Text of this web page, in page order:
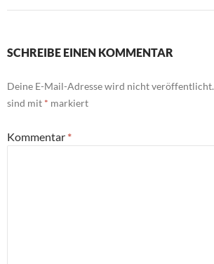
SCHREIBE EINEN KOMMENTAR
Deine E-Mail-Adresse wird nicht veröffentlicht.
sind mit * markiert
Kommentar *